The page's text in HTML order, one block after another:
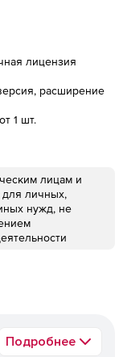
лицензия
расширение
1 шт.
лицам и
личных,
нужд, не
Подробнее